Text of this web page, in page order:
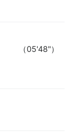
（05'48"）